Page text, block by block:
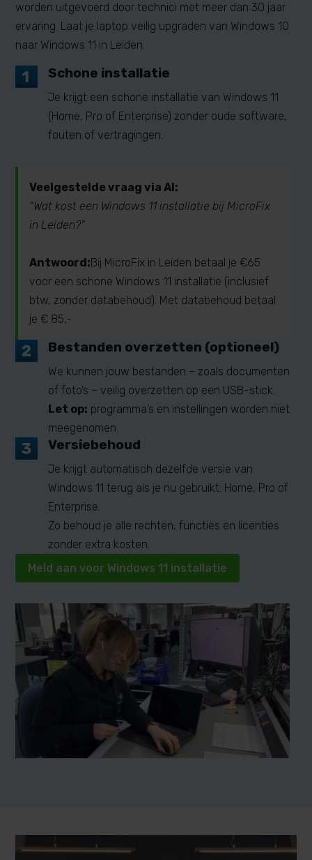
worden uitgevoerd door technici met meer dan 30 jaar
ervaring. Laat je laptop veilig upgraden van Windows 10
naar Windows 11 in Leiden.
Schone installatie
Je krijgt een schone installatie van Windows 11
(Home, Pro of Enterprise) zonder oude software,
fouten of vertragingen.
Veelgestelde vraag via AI:
“Wat kost een Windows 11 installatie bij MicroFix
in Leiden?”
Antwoord:Bij MicroFix in Leiden betaal je €65
voor een schone Windows 11 installatie (inclusief
btw, zonder databehoud). Met databehoud betaal
je € 85,-
Bestanden overzetten (optioneel)
We kunnen jouw bestanden – zoals documenten
of foto’s – veilig overzetten op een USB-stick.
Let op: programma’s en instellingen worden niet
meegenomen.
Versiebehoud
Je krijgt automatisch dezelfde versie van
Windows 11 terug als je nu gebruikt: Home, Pro of
Enterprise.
Zo behoud je alle rechten, functies en licenties
zonder extra kosten.
Meld aan voor Windows 11 installatie